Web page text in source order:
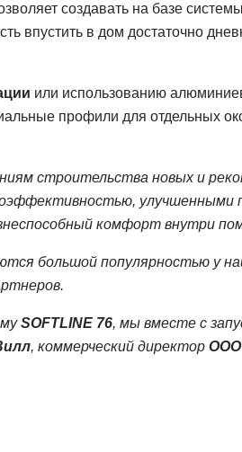
создавать на базе системы
в дом достаточно
или использованию
профили для отдельных
строительства новых и
улучшенными
комфорт внутри
большой популярностью у
SOFTLINE 76, мы вместе с
, коммерческий директор ООО